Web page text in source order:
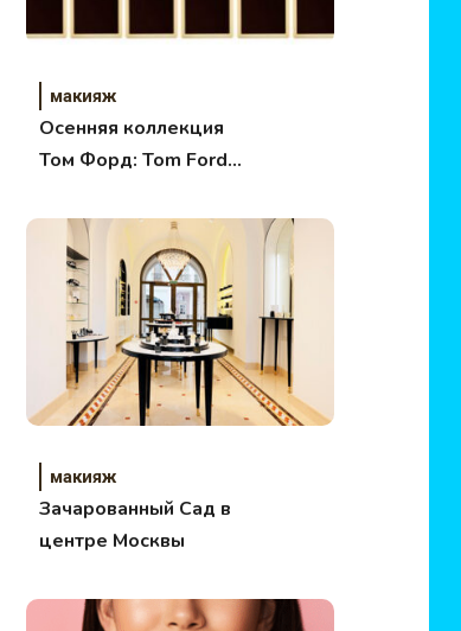
макияж
Осенняя коллекция
Том Форд: Tom Ford
Colors Collection Fall
2017
макияж
Зачарованный Сад в
центре Москвы